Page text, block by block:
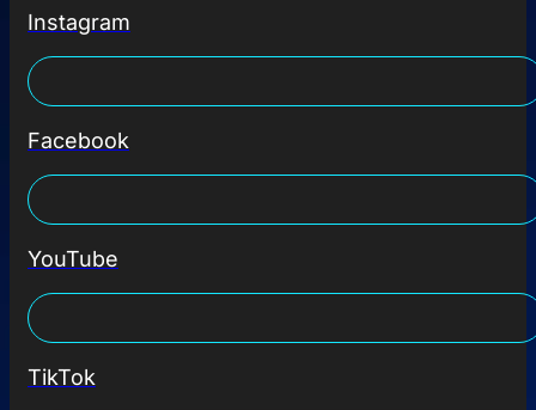
Instagram
Facebook
YouTube
TikTok